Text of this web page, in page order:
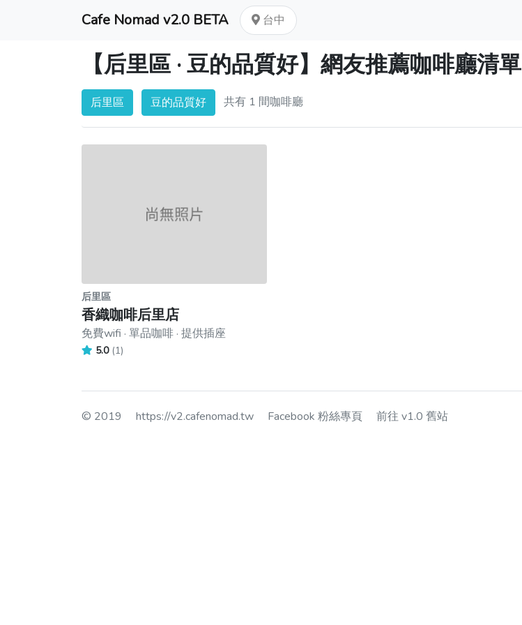
Cafe Nomad v2.0 BETA 台中
【后里區 · 豆的品質好】網友推薦咖啡廳清單
后里區 豆的品質好 共有 1 間咖啡廳
后里區
香織咖啡后里店
免費wifi · 單品咖啡 · 提供插座
5.0 (1)
© 2019 https://v2.cafenomad.tw Facebook 粉絲專頁 前往 v1.0 舊站